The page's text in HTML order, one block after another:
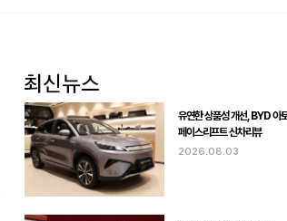
유연한 상품성 개선, BYD 아
페이스리프트 신차리뷰
2026.08.03